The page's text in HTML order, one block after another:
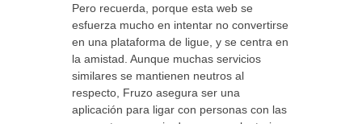
Pero recuerda, porque esta web se
esfuerza mucho en intentar no convertirse
en una plataforma de ligue, y se centra en
la amistad. Aunque muchas servicios
similares se mantienen neutros al
respecto, Fruzo asegura ser una
aplicación para ligar con personas con las